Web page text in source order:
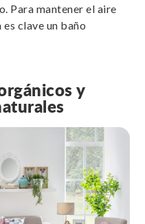
Para mantener el aire
clave un baño
y